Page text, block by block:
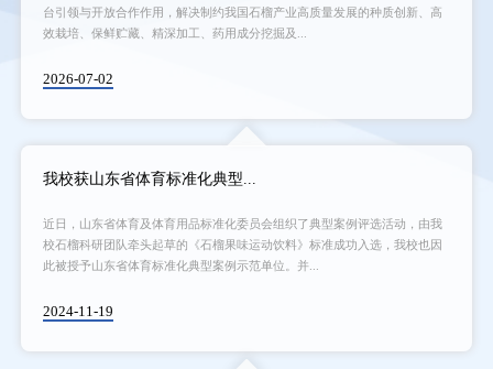
台引领与开放合作作用，解决制约我国石榴产业高质量发展的种质创新、高
效栽培、保鲜贮藏、精深加工、药用成分挖掘及...
2026-07-02
我校获山东省体育标准化典型...
近日，山东省体育及体育用品标准化委员会组织了典型案例评选活动，由我
校石榴科研团队牵头起草的《石榴果味运动饮料》标准成功入选，我校也因
此被授予山东省体育标准化典型案例示范单位。并...
2024-11-19